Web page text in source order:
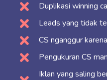
Duplikasi winning
Leads yang tidak
CS nganggur
Pengukuran CS
Iklan yang saling